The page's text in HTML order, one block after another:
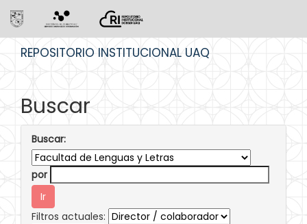
REPOSITORIO INSTITUCIONAL UAQ
Buscar
Buscar:
por
Filtros actuales: